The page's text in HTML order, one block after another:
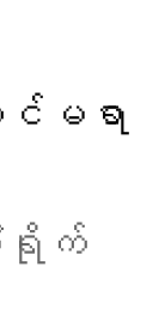
မရာ
ရိုက်